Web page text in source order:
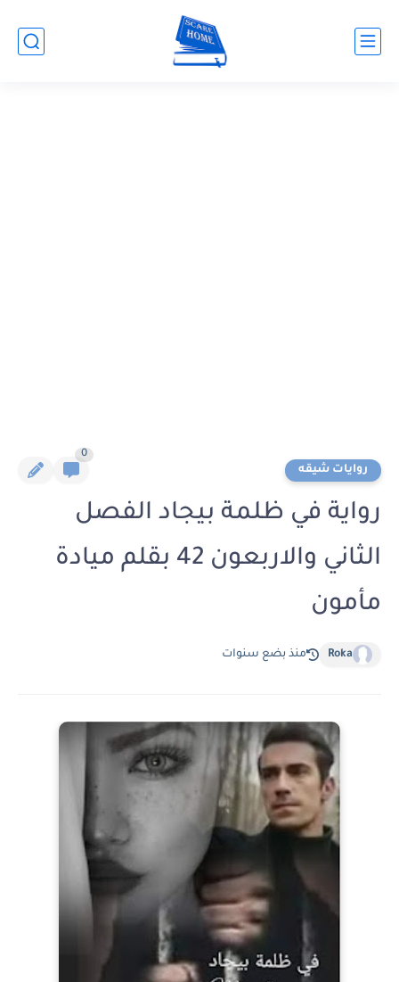
روايات شيقه
0
رواية في ظلمة بيجاد الفصل
الثاني والاربعون 42 بقلم ميادة
مأمون
Roka منذ بضع سنوات